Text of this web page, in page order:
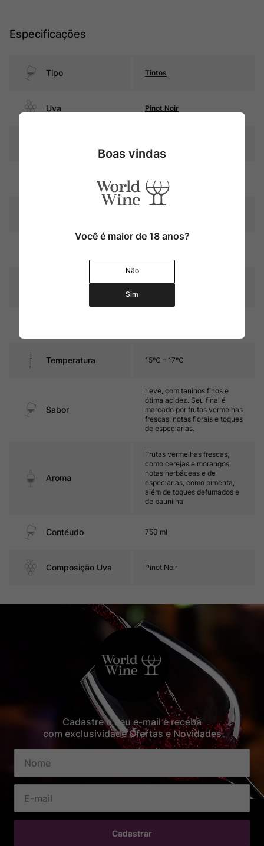
Especificações
Tipo Tintos
Uva Pinot Noir
Jura
Graduação Alcóoli
Temperatura 15ºC – 17ºC
Sabor
Leve, com taninos finos e
ótima acidez. Seu final é
marcado por frutas vermelhas
frescas, notas florais e toques
de especiarias.
Aroma
Frutas vermelhas frescas,
como cerejas e morangos,
notas herbáceas e de
especiarias, como pimenta,
além de toques defumados e
de baunilha
Contéudo 750 ml
Composição Uva Pinot Noir
Cadastre o seu e-mail e receba
com exclusividade Ofertas e Novidades
Cadastrar
Boas vindas
Você é maior de 18 anos?
Não
Sim